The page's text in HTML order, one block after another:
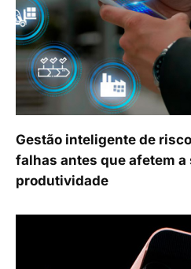
Gestão inteligente de
falhas antes que afetem a
produtividade